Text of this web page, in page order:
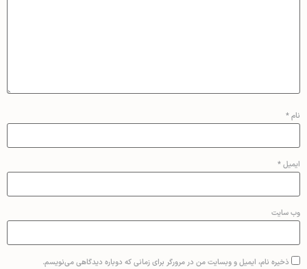
نام*
ایمیل*
وب‌ سایت
ذخیره نام، ایمیل و وبسایت من در مرورگر برای زمانی که دوباره دیدگاهی می‌نویسم.